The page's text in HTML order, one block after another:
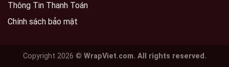
Thông Tin Thanh Toán
Chính sách bảo mật
Copyright 2026 © WrapViet.com. All rights reserved.